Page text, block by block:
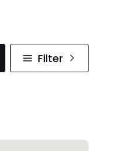
Filter